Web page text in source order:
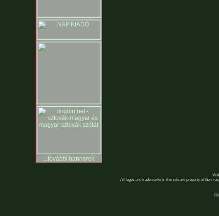
...további bannerek
All logos and trademarks in this site are property of their